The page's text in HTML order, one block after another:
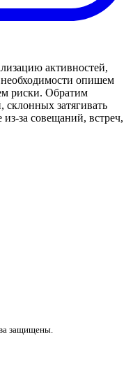
активностей,
опишем
риски. Обратим
склонных затягивать
за совещаний, встреч,
защищены.